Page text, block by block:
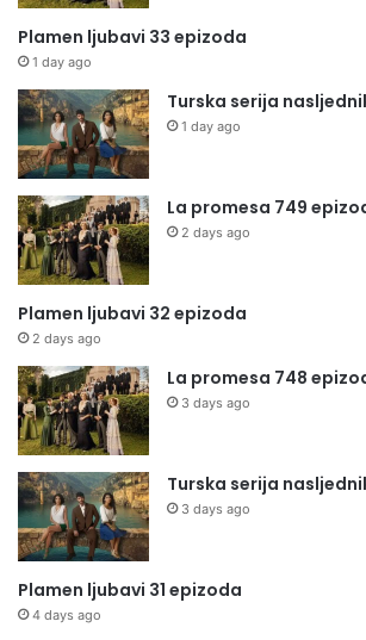
Plamen ljubavi 33 epizoda
1 day ago
Turska serija
1 day ago
La promesa 749
2 days ago
Plamen ljubavi 32 epizoda
2 days ago
La promesa 748
3 days ago
Turska serija
3 days ago
Plamen ljubavi 31 epizoda
4 days ago